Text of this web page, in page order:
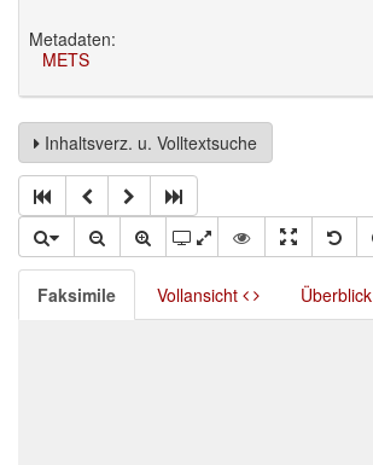
Metadaten:
METS
Inhaltsverz. u. Volltextsuche
Faksimile Vollansicht Überblick